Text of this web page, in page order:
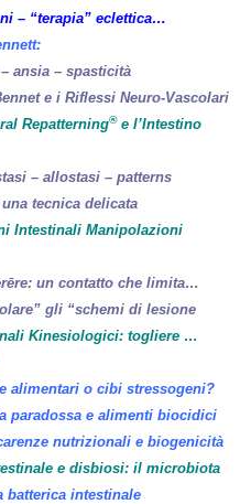
– “terapia” eclettica…
ansia – spasticità
e i Riflessi Neuro-Vascolari
Repatterning®e l’Intestino
– allostasi – patterns
tecnica delicata
Intestinali Manipolazioni
un contatto che limita…
gli “schemi di lesione
Kinesiologici: togliere …
alimentari o cibi stressogeni?
paradossa e alimenti biocidici
nutrizionali e biogenicità
e disbiosi: il microbiota
batterica intestinale